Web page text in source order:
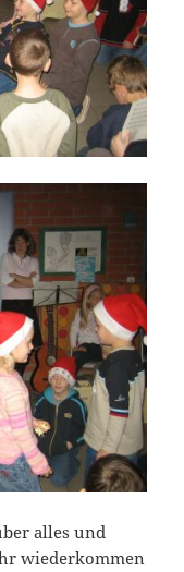
alles und
wiederkommen